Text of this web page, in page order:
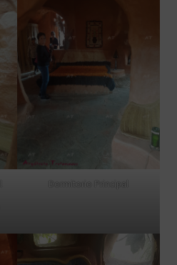
Dormitorio Principal